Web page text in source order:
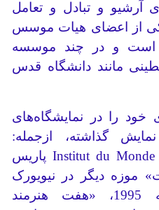
آرشیو و تبادل‌ و تعامل
از اعضای هیات موسس
است و در چند موسسه
مانند دانشگاه قدس
خود را در نمایشگاه‌های
گذاشته، ازجمله:
نمایشگاه افتتاحیه Institut du Monde Arabe پاریس
موزه دیگر در نیویورک
1990، دوسالانه شارجه 1995، «هفت هنرمند